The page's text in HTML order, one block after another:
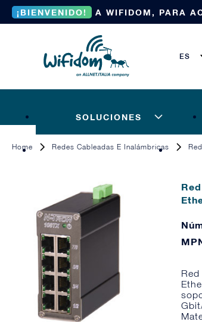
¡BIENVENIDO! A WIFIDOM, PARA
SOLUCIONES
Home Redes Cableadas E Inalámbricas